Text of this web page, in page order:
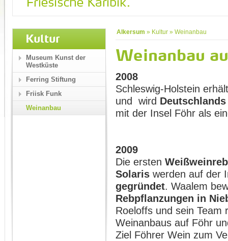
Alkersum » Kultur » Weinanbau
Weinanbau
2008
Schleswig-Holstein
und wird
mit der Insel Föhr als
2009
Die ersten
Solaris werden auf der
gegründet. Waalem
Rebpflanzungen in
Roeloffs und sein Team
Weinanbaus auf Föhr
Ziel Föhrer Wein zum
Kultur
Museum Kunst der
Westküste
Ferring Stiftung
Friisk Funk
Weinanbau